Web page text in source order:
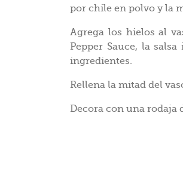
por chile en polvo y la
Agrega los hielos al
Pepper Sauce, la
ingredientes.
Rellena la mitad del
Decora con una rodaja